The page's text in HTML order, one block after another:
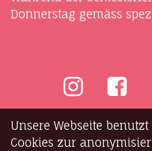
Donnerstag gemäss
Unsere Webseite
Cookies zur